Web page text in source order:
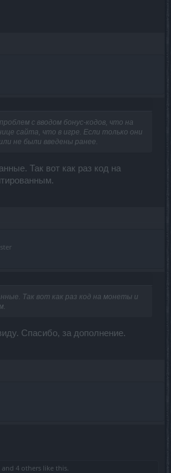
с вводом бонус-кодов, что на
сайта, что в игре. Если только они
не были введены ранее.
Так вот как раз код на
Так вот как раз код на монеты и
Спасибо, за дополнение.
and 4 others like this.